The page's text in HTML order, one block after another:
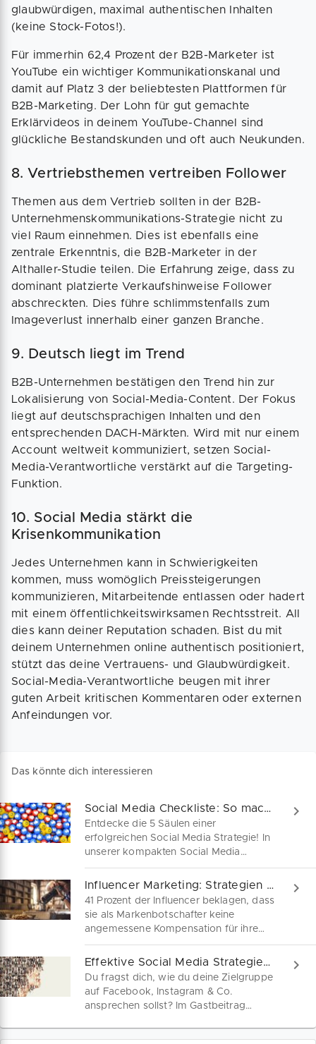
glaubwürdigen, maximal authentischen Inhalten
(keine Stock-Fotos!).
Für immerhin 62,4 Prozent der B2B-Marketer ist
YouTube ein wichtiger Kommunikationskanal und
damit auf Platz 3 der beliebtesten Plattformen für
B2B-Marketing. Der Lohn für gut gemachte
Erklärvideos in deinem YouTube-Channel sind
glückliche Bestandskunden und oft auch Neukunden.
8. Vertriebsthemen vertreiben Follower
Themen aus dem Vertrieb sollten in der B2B-
Unternehmenskommunikations-Strategie nicht zu
viel Raum einnehmen. Dies ist ebenfalls eine
zentrale Erkenntnis, die B2B-Marketer in der
Althaller-Studie teilen. Die Erfahrung zeige, dass zu
dominant platzierte Verkaufshinweise Follower
abschreckten. Dies führe schlimmstenfalls zum
Imageverlust innerhalb einer ganzen Branche.
9. Deutsch liegt im Trend
B2B-Unternehmen bestätigen den Trend hin zur
Lokalisierung von Social-Media-Content. Der Fokus
liegt auf deutschsprachigen Inhalten und den
entsprechenden DACH-Märkten. Wird mit nur einem
Account weltweit kommuniziert, setzen Social-
Media-Verantwortliche verstärkt auf die Targeting-
Funktion.
10. Social Media stärkt die
Krisenkommunikation
Jedes Unternehmen kann in Schwierigkeiten
kommen, muss womöglich Preissteigerungen
kommunizieren, Mitarbeitende entlassen oder hadert
mit einem öffentlichkeitswirksamen Rechtsstreit. All
dies kann deiner Reputation schaden. Bist du mit
deinem Unternehmen online authentisch positioniert,
stützt das deine Vertrauens- und Glaubwürdigkeit.
Social-Media-Verantwortliche beugen mit ihrer
guten Arbeit kritischen Kommentaren oder externen
Anfeindungen vor.
Das könnte dich interessieren
Social Media Checkliste: So macht es Click!
Entdecke die 5 Säulen einer
erfolgreichen Social Media Strategie! In
unserer kompakten Social Media
Checkliste erhältst du wertvolle Tipps
und Tools, um deine Präsenz zu
optimieren. Hol dir jetzt das kostenfreie
PDF zum Download und starte durch!
Influencer Marketing: Strategien und Kosten
41 Prozent der Influencer beklagen, dass
sie als Markenbotschafter keine
angemessene Kompensation für ihre
Leistungen erhalten. Aber welches
Influencer-Honorar ist angemessen?
Warum sollten kleine Unternehmen
überhaupt in Influencer-Marketing
investieren? Wie du kostengünstig mit
der richtigen Social Media Strategie zu
mehr Auftragsvolumen gelangst,
Effektive Social Media Strategien für 2023
Du fragst dich, wie du deine Zielgruppe
auf Facebook, Instagram & Co.
ansprechen sollst? Im Gastbeitrag